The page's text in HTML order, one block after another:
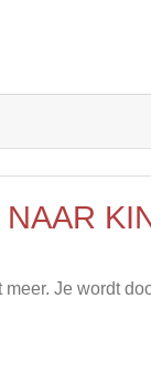
Je wordt